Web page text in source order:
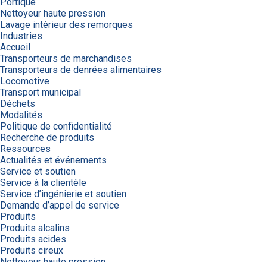
Nettoyeur haute pression
Lavage intérieur des remorques
Industries
Accueil
Transporteurs de marchandises
Transporteurs de denrées alimentaires
Locomotive
Transport municipal
Déchets
Modalités
Politique de confidentialité
Recherche de produits
Ressources
Actualités et événements
Service et soutien
Service à la clientèle
Service d’ingénierie et soutien
Demande d’appel de service
Produits
Produits alcalins
Produits acides
Produits cireux